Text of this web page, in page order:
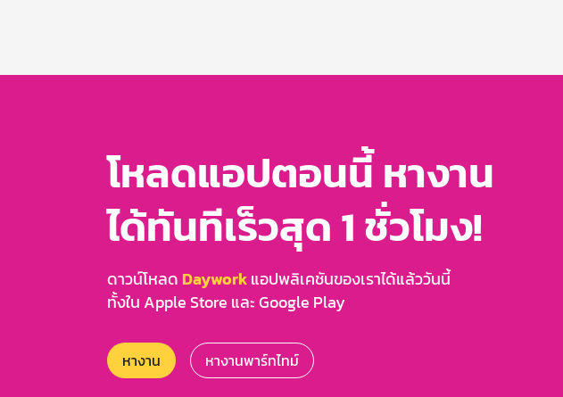
โหลดแอปตอนนี้ หางาน
ได้ทันทีเร็วสุด 1 ชั่วโมง!
ดาวน์โหลด Dayworkแอปพลิเคชันของเราได้แล้ววันนี้
ทั้งใน Apple Store และ Google Play
หางาน หางานพาร์ทไทม์